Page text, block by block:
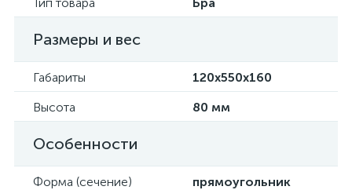
Размеры и вес
Габариты
120х550х160
Высота
80 мм
Особенности
Форма (сечение)
прямоугольник